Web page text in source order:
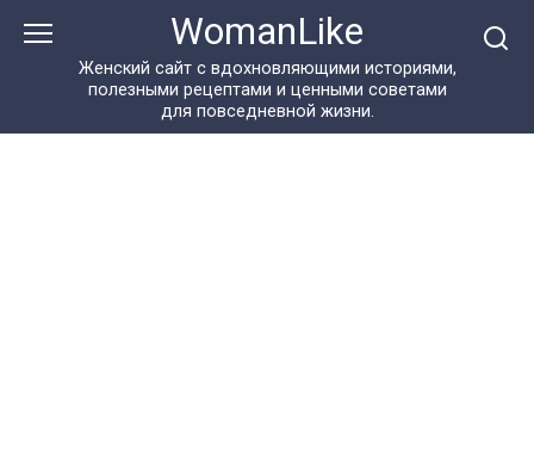
WomanLike
Женский сайт с вдохновляющими историями,
полезными рецептами и ценными советами
для повседневной жизни.